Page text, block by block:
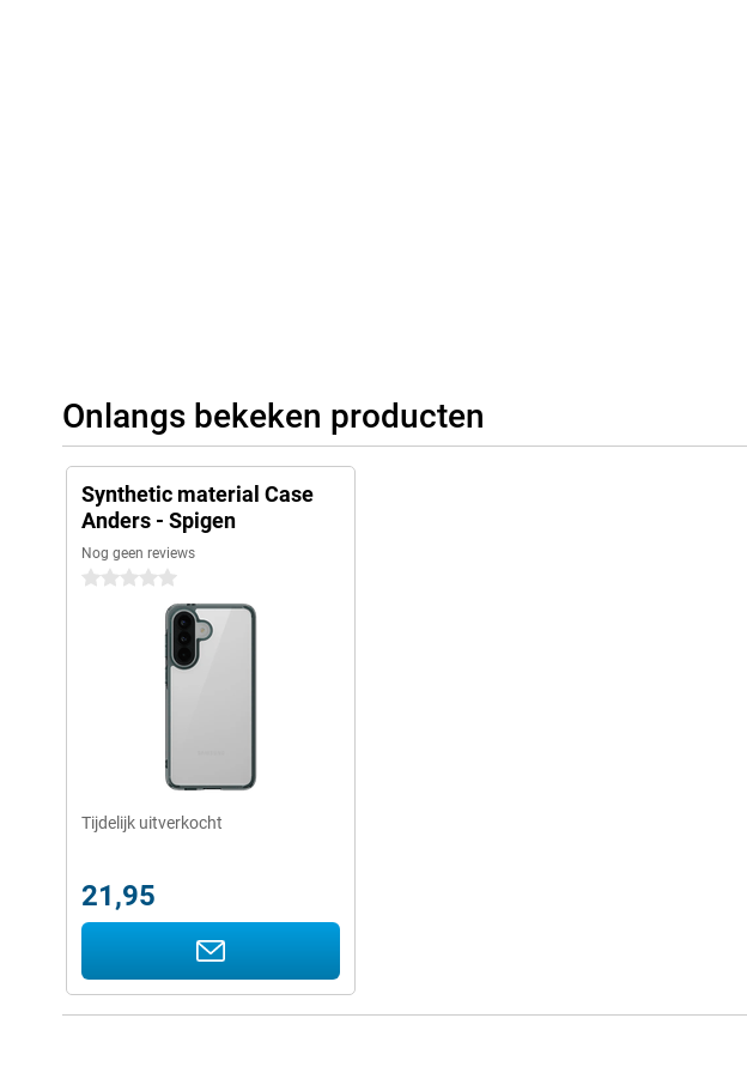
Onlangs bekeken producten
Synthetic material Case
Anders - Spigen
Nog geen reviews
0 sterren
Tijdelijk uitverkocht
21,95